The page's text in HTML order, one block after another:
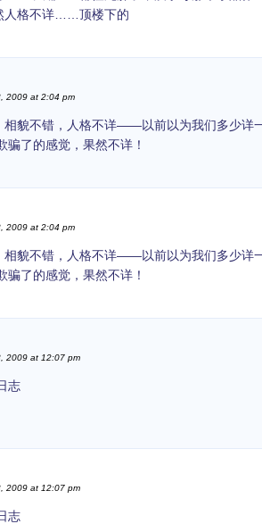
人格不详……顶楼下的
2009 at 2:04 pm
相貌不错，人格不详——以前以为我们多少详
骗了的感觉，果然不详！
2009 at 2:04 pm
相貌不错，人格不详——以前以为我们多少详
骗了的感觉，果然不详！
2009 at 12:07 pm
志
2009 at 12:07 pm
志